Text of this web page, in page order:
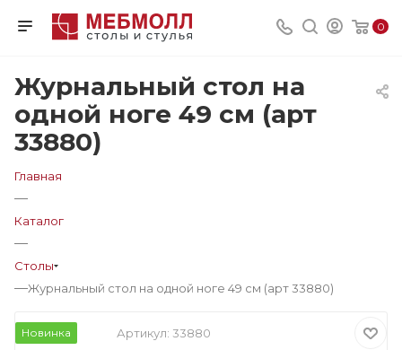
0
Журнальный стол на
одной ноге 49 см (арт
33880)
Главная
—
Каталог
—
Столы
—Журнальный стол на одной ноге 49 см (арт 33880)
Новинка Артикул: 33880